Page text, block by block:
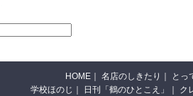
HOME 名店のしきたり
とっ
学校ほのじ
日刊「鶴のひとこえ」 ク